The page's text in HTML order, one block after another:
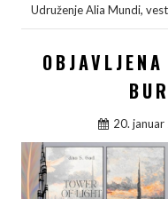
b
o
t
r
n
Udruženje Alia Mundi,
20. januar